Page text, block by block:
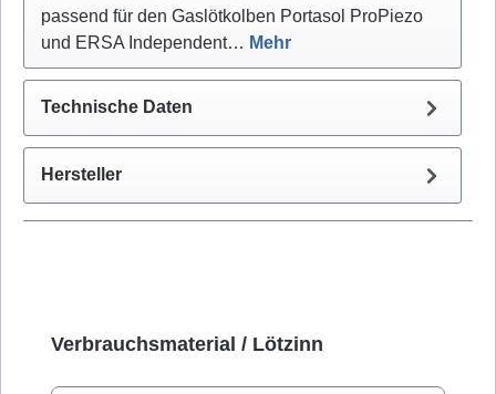
passend für den Gaslötkolben Portasol ProPiezo
und ERSA Independent… Mehr
Technische Daten
Hersteller
Produktgalerie überspringen
Verbrauchsmaterial / Lötzinn